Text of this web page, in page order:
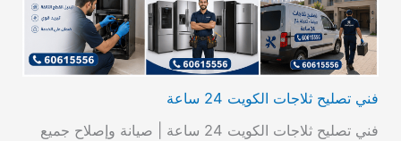
فني تصليح ثلاجات الكويت 24 ساعة
فني تصليح ثلاجات الكويت 24 ساعة | صيانة وإصلاح جميع